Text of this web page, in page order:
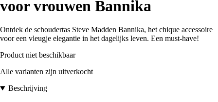
voor vrouwen Bannika
Ontdek de schoudertas Steve Madden Bannika, het chique accessoire
voor een vleugje elegantie in het dagelijks leven. Een must-have!
Product niet beschikbaar
Alle varianten zijn uitverkocht
Beschrijving